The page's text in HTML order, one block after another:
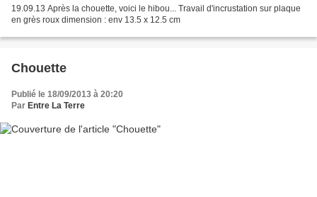
19.09.13 Après la chouette, voici le hibou... Travail d'incrustation sur plaque
en grès roux dimension : env 13.5 x 12.5 cm
Chouette
Publié le 18/09/2013 à 20:20
Par Entre La Terre